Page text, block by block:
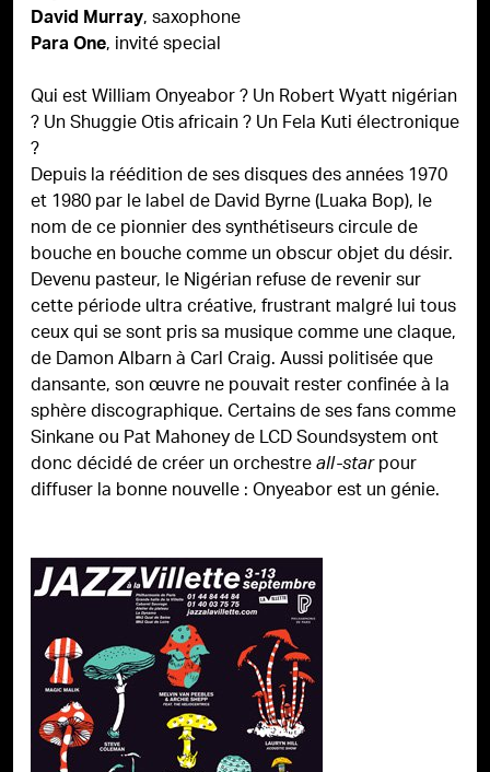
David Murray, saxophone
Para One, invité special
Qui est William Onyeabor ? Un Robert Wyatt nigérian
? Un Shuggie Otis africain ? Un Fela Kuti électronique
?
Depuis la réédition de ses disques des années 1970
et 1980 par le label de David Byrne (Luaka Bop), le
nom de ce pionnier des synthétiseurs circule de
bouche en bouche comme un obscur objet du désir.
Devenu pasteur, le Nigérian refuse de revenir sur
cette période ultra créative, frustrant malgré lui tous
ceux qui se sont pris sa musique comme une claque,
de Damon Albarn à Carl Craig. Aussi politisée que
dansante, son œuvre ne pouvait rester confinée à la
sphère discographique. Certains de ses fans comme
Sinkane ou Pat Mahoney de LCD Soundsystem ont
donc décidé de créer un orchestreall-starpour
diffuser la bonne nouvelle : Onyeabor est un génie.